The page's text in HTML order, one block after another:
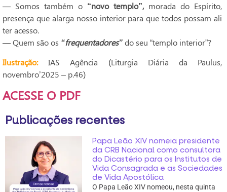
— Somos também o “novo templo”, morada do Espírito,
presença que alarga nosso interior para que todos possam ali
ter acesso.
— Quem são os “frequentadores”do seu “templo interior”?
Ilustração:IAS Agência (Liturgia Diária da Paulus,
novembro’2025 – p.46)
ACESSE O PDF
Publicações recentes
Papa Leão XIV nomeia presidente
da CRB Nacional como consultora
do Dicastério para os Institutos de
Vida Consagrada e as Sociedades
de Vida Apostólica
O Papa Leão XIV nomeou, nesta quinta